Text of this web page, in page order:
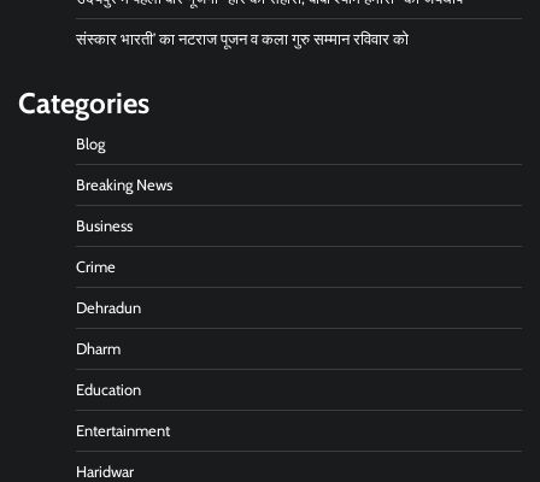
संस्कार भारती’ का नटराज पूजन व कला गुरु सम्मान रविवार को
Categories
Blog
Breaking News
Business
Crime
Dehradun
Dharm
Education
Entertainment
Haridwar